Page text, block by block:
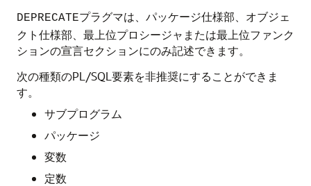
DEPRECATEプラグマは、パッケージ仕様部、オブジェ
クト仕様部、最上位プロシージャまたは最上位ファンク
ションの宣言セクションにのみ記述できます。
次の種類のPL/SQL要素を非推奨にすることができま
す。
サブプログラム
パッケージ
変数
定数